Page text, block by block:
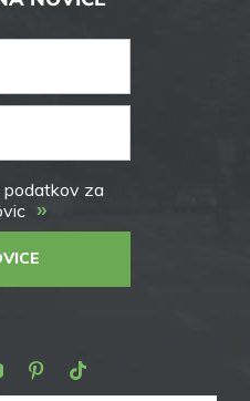
podatkov za
»
YoutubePinterest